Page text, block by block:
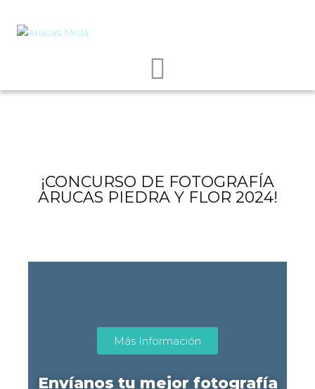
¡CONCURSO DE FOTOGRAFÍA
ARUCAS PIEDRA Y FLOR 2024!
Más Información
Envíanos tu mejor fotografía